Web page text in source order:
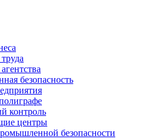
безопасность
контроль
центры
безопасности